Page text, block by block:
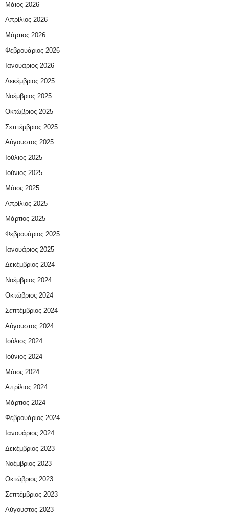
Μάιος 2026
Απρίλιος 2026
Μάρτιος 2026
Φεβρουάριος 2026
Ιανουάριος 2026
Δεκέμβριος 2025
Νοέμβριος 2025
Οκτώβριος 2025
Σεπτέμβριος 2025
Αύγουστος 2025
Ιούλιος 2025
Ιούνιος 2025
Μάιος 2025
Απρίλιος 2025
Μάρτιος 2025
Φεβρουάριος 2025
Ιανουάριος 2025
Δεκέμβριος 2024
Νοέμβριος 2024
Οκτώβριος 2024
Σεπτέμβριος 2024
Αύγουστος 2024
Ιούλιος 2024
Ιούνιος 2024
Μάιος 2024
Απρίλιος 2024
Μάρτιος 2024
Φεβρουάριος 2024
Ιανουάριος 2024
Δεκέμβριος 2023
Νοέμβριος 2023
Οκτώβριος 2023
Σεπτέμβριος 2023
Αύγουστος 2023